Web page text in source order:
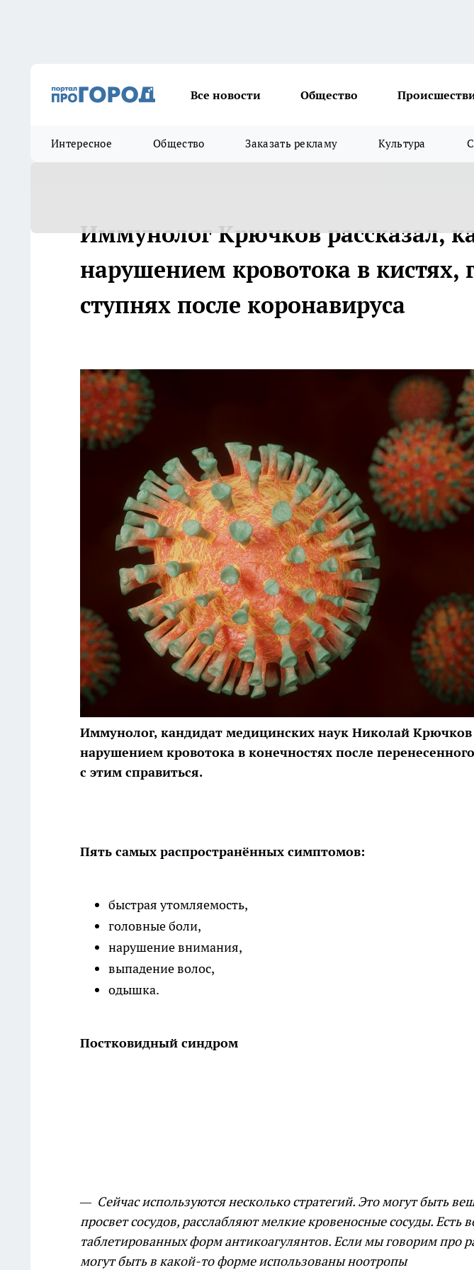
Все новости Общество
Интересное Общество Заказать рекламу Культура
Иммунолог Крючков рассказал,
нарушением кровотока в кистях,
ступнях после коронавируса
Иммунолог, кандидат медицинских наук Николай Крючков
нарушением кровотока в конечностях после
с этим справиться.
Пять самых распространённых симптомов:
быстрая утомляемость,
головные боли,
нарушение внимания,
выпадение волос,
одышка.
Постковидный синдром
— Сейчас используются несколько стратегий. Это могут быть
просвет сосудов, расслабляют мелкие кровеносные сосуды. Есть
таблетированных форм антикоагулянтов. Если мы говорим про
могут быть в какой-то форме использованы ноотропы